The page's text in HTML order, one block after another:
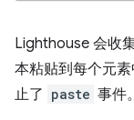
Lighthouse 会收
本粘贴到每个元
止了 paste 事件。